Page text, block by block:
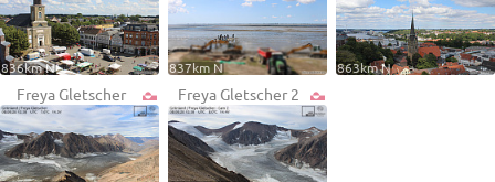
836km N 837km N 863km N
Freya Gletscher Freya Gletscher 2